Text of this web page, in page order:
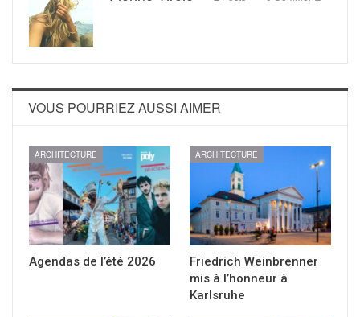
VOUS POURRIEZ AUSSI AIMER
ARCHITECTURE
Agendas de l’été 2026
ARCHITECTURE
Friedrich Weinbrenner
mis à l’honneur à
Karlsruhe